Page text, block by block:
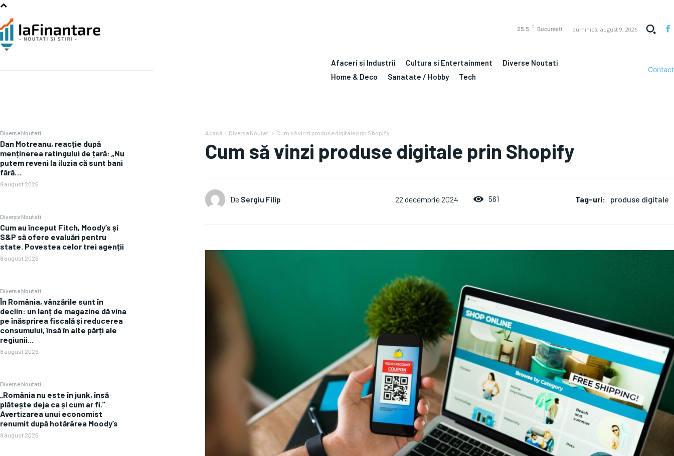
25.5 C București duminică, august 9, 2026
Afaceri si Industrii Cultura si Entertainment
Diverse Noutati
Home & Deco
Sanatate / Hobby Tech
Contact
Diverse Noutati
Dan Motreanu, reacție după
menținerea ratingului de țară: „Nu
putem reveni la iluzia că sunt bani
fără…
8 august 2026
Diverse Noutati
Cum au început Fitch, Moody’s și
S&P să ofere evaluări pentru
state. Povestea celor trei agenții
8 august 2026
Diverse Noutati
În România, vânzările sunt în
declin: un lanț de magazine dă vina
pe înăsprirea fiscală și reducerea
consumului, însă în alte părți ale
regiunii...
8 august 2026
Diverse Noutati
„România nu este în junk, însă
plătește deja ca și cum ar fi.”
Avertizarea unui economist
renumit după hotărârea Moody’s
8 august 2026
Acasă Diverse Noutati Cum să vinzi produse digitale prin Shopify
Cum să vinzi produse digitale prin Shopify
De Sergiu Filip 22 decembrie 2024 561 Tag-uri: produse digitale